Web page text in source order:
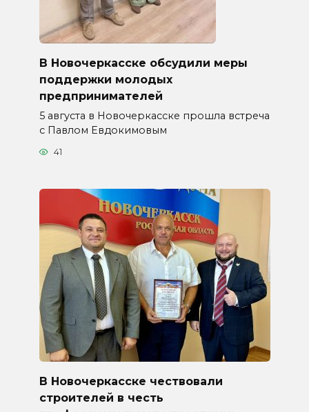
В Новочеркасске обсудили меры
поддержки молодых
предпринимателей
5 августа в Новочеркасске прошла встреча
с Павлом Евдокимовым
41
В Новочеркасске чествовали
строителей в честь